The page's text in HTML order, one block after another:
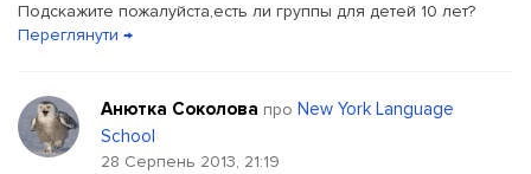
Подскажите пожалуйста,есть ли группы для детей 10 лет?
Переглянути →
Анютка Соколова про New York Language
School
28 Серпень 2013, 21:19